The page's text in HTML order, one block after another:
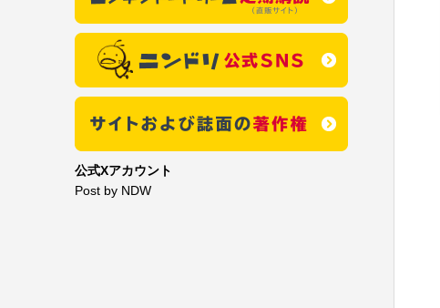
公式Xアカウント
Post by NDW